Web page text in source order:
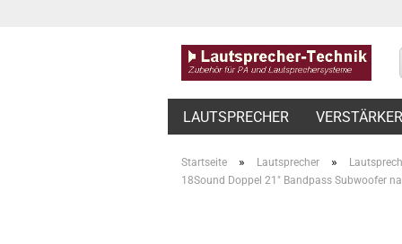
LAUTSPRECHER VERSTÄRKER
Startseite » Lautsprecher »
18Sound Doppel 21" Bandpass Subwoofer